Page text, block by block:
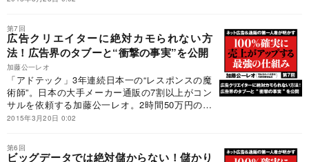
第7回
広告クリエイターに絶対カモられない方
法！広告界のタブーと“衝撃の事実”を公開
加藤公一レオ
「アドテック」3年連続日本一の“レスポンスの魔
術師”。日本の大手メーカー通販の7割以上がコン
サルを依頼する加藤公一レオ。2時間50万円のコ
ンサル内容を出し惜しみなく公開。広告クリエイ
実を一挙公開！
2015年3月20日 0:02
第6回
ビッグデータでは絶対儲からない！儲かり